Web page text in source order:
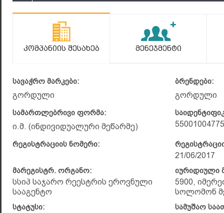
Კომპანიის Შესახებ Მენეჯმენტი
სავაჭრო მარკები:
გორდული
ბრენდები:
გორდული
სამართლებრივი ფორმა:
ი.მ. (ინდივიდუალური მეწარმე) 55001004775
რეგისტრაციის ნომერი:
21/06/2017
მარეგისტრ. ორგანო:
სსიპ საჯარო რეესტრის ეროვნული
სააგენტო
იურიდიული
5900,
სოლომონ
სტატუსი: სამუშაო